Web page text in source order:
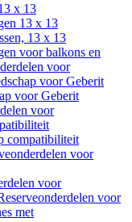
x 13
13 x 13
13 x 13
voor balkons en
voor
voor Geberit
voor Geberit
voor
compatibiliteit
voor
voor
voor
met